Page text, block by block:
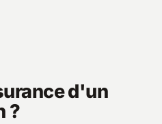
d'un
?